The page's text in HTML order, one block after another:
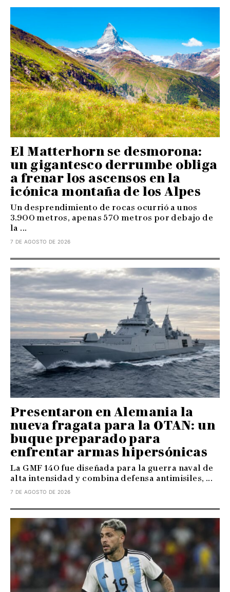
El Matterhorn se desmorona:
un gigantesco derrumbe obliga
a frenar los ascensos en la
icónica montaña de los Alpes
Un desprendimiento de rocas ocurrió a unos
3.900 metros, apenas 570 metros por debajo de
la ...
7 DE AGOSTO DE 2026
Presentaron en Alemania la
nueva fragata para la OTAN: un
buque preparado para
enfrentar armas hipersónicas
La GMF 140 fue diseñada para la guerra naval de
alta intensidad y combina defensa antimisiles, ...
7 DE AGOSTO DE 2026